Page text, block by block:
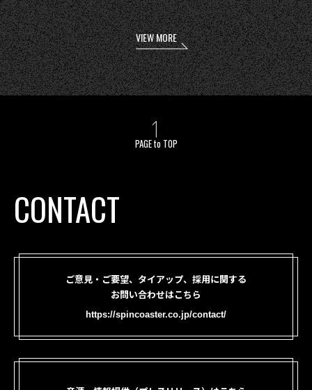
VIEW MORE
PAGE to TOP
CONTACT
ご意見・ご要望、タイアップ、採用に関する
お問い合わせはこちら
https://spincoaster.co.jp/contact/